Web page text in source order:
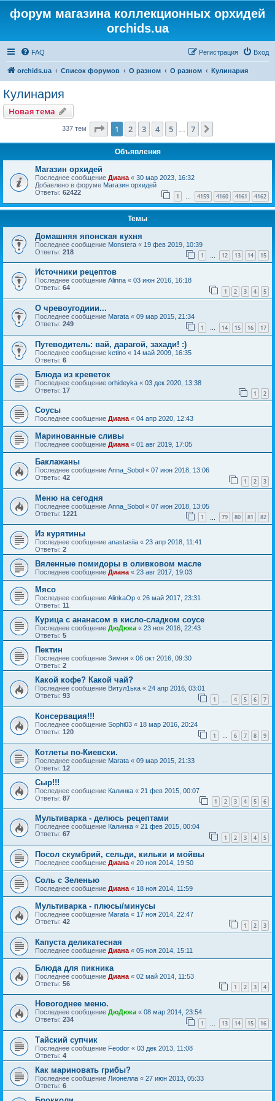
форум магазина коллекционных орхидей
orchids.ua
FAQ Вход
Регистрация
orchids.ua Список форумов О разном О разном Кулинария
Кулинария
Новая тема
337 тем Страница из
1 2 3 4 5 7
Объявления
Магазин орхидей
Последнее сообщение Диана « 30 мар 2023, 16:32
Добавлено в форуме Магазин орхидей
Ответы: 62422 1 … 4159 4160 4161 4162
Темы
Домашняя японская кухня
Последнее сообщение Monstera « 19 фев 2019, 10:39
Ответы: 218 1 12 13 14 15
Источники рецептов
Последнее сообщение Alinna « 03 июн 2016, 16:18
Ответы: 64 1 2 3 4 5
О чревоугодиии...
Последнее сообщение Marata « 09 мар 2015, 21:34
Ответы: 249 1 … 14 15 16 17
Путеводитель: вай, дарагой, захади! :)
Последнее сообщение ketino « 14 май 2009, 16:35
Ответы: 6
Блюда из креветок
Последнее сообщение orhideyka « 03 дек 2020, 13:38
Ответы: 17 1 2
Соусы
Последнее сообщение Диана « 04 апр 2020, 12:43
Маринованные сливы
Последнее сообщение Диана « 01 авг 2019, 17:05
Баклажаны
Последнее сообщение Anna_Sobol « 07 июн 2018, 13:06
Ответы: 42 1 2 3
Меню на сегодня
Последнее сообщение Anna_Sobol « 07 июн 2018, 13:05
Ответы: 1221 1 79 80 81 82
Из курятины
Последнее сообщение anastasiia « 23 апр 2018, 11:41
Ответы: 2
Вяленные помидоры в оливковом масле
Последнее сообщение Диана« 23 авг 2017, 19:03
Мясо
Последнее сообщение AlinkaOp « 26 май 2017, 23:31
Ответы: 11
Курица с ананасом в кисло-сладком соусе
Последнее сообщение ДюДюка« 23 ноя 2016, 22:43
Ответы: 5
Пектин
Последнее сообщение Зимня « 06 окт 2016, 09:30
Ответы: 2
Какой кофе? Какой чай?
Последнее сообщение Витул1ька « 24 апр 2016, 03:01
Ответы: 93 1 4 5 6 7
Консервация!!!
Последнее сообщение Sophi03 « 18 мар 2016, 20:24
Ответы: 120 1 … 6 7 8 9
Котлеты по-Киевски.
Последнее сообщение Marata « 09 мар 2015, 21:33
Ответы: 12
Сыр!!!
Последнее сообщение Калинка « 21 фев 2015, 00:07
Ответы: 87 1 2 3 4 5 6
Мультиварка - делюсь рецептами
Последнее сообщение Калинка « 21 фев 2015, 00:04
Ответы: 67 1 2 3 4 5
Посол скумбрий, сельди, кильки и мойвы
Последнее сообщение Диана « 20 ноя 2014, 19:50
Соль с Зеленью
Последнее сообщение Диана « 18 ноя 2014, 11:59
Мультиварка - плюсы/минусы
Последнее сообщение Marata « 17 ноя 2014, 22:47
Ответы: 42 1 2 3
Капуста деликатесная
Последнее сообщение Диана « 05 ноя 2014, 15:11
Блюда для пикника
Последнее сообщение Диана « 02 май 2014, 11:53
Ответы: 56 1 2 3 4
Новогоднее меню.
Последнее сообщение ДюДюка « 08 мар 2014, 23:54
Ответы: 234 1 … 13 14 15 16
Тайский супчик
Последнее сообщение Feodor « 03 дек 2013, 11:08
Ответы: 4
Как мариновать грибы?
Последнее сообщение Лионелла « 27 июн 2013, 05:33
Ответы: 6